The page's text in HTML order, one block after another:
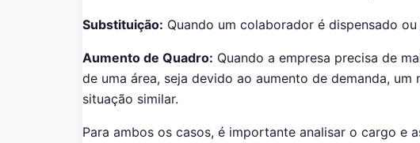
Substituição: Quando um colaborador é dispensado
Aumento de Quadro: Quando a empresa precisa de
de uma área, seja devido ao aumento de demanda,
situação similar.
Para ambos os casos, é importante analisar o cargo e